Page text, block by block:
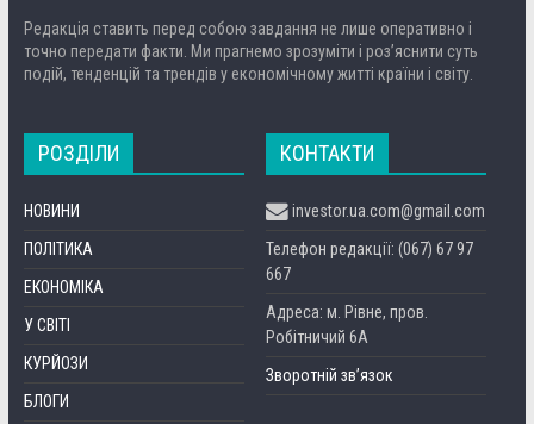
Редакція ставить перед собою завдання не лише оперативно і
точно передати факти. Ми прагнемо зрозуміти і роз’яснити суть
подій, тенденцій та трендів у економічному житті країни і світу.
РОЗДІЛИ
НОВИНИ
ПОЛІТИКА
ЕКОНОМІКА
У СВІТІ
КУРЙОЗИ
БЛОГИ
КОНТАКТИ
investor.ua.com@gmail.com
Телефон редакції: (067) 67 97
667
Адреса: м. Рівне, пров.
Робітничий 6А
Зворотній зв’язок